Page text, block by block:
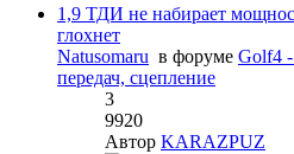
1,9 ТДИ не набирает
глохнет
Natusomaru в форуме Golf4 -
передач, сцепление
3
9920
Автор KARAZPUZ